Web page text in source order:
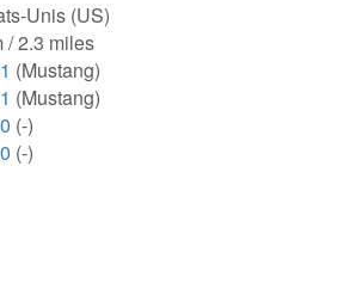
Unis (US)
/ 2.3 miles
(Mustang)
(Mustang)
(-)
(-)